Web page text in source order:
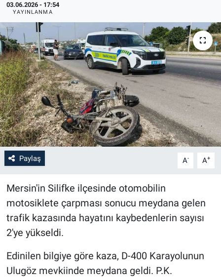
03.06.2026 - 17:54
YAYINLANMA
Paylaş A- A+
Mersin'in Silifke ilçesinde otomobilin
motosiklete çarpması sonucu meydana gelen
trafik kazasında hayatını kaybedenlerin sayısı
2'ye yükseldi.
Edinilen bilgiye göre kaza, D-400 Karayolunun
Ulugöz mevkiinde meydana geldi. P.K.